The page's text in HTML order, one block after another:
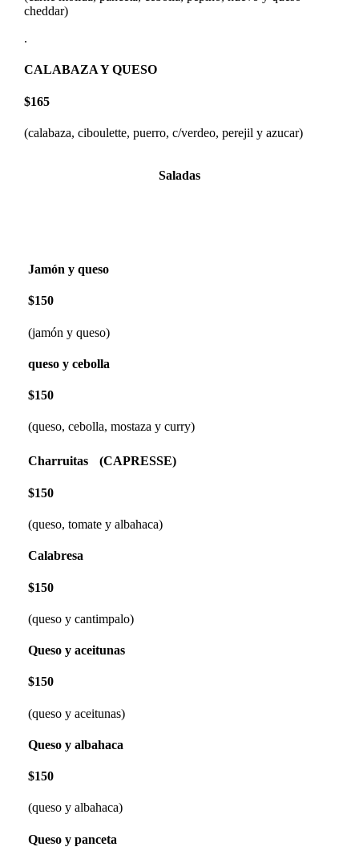
cheddar)
.
CALABAZA Y QUESO
$165
(calabaza, ciboulette, puerro, c/verdeo, perejil y azucar)
Saladas
Jamón y queso
$150
(jamón y queso)
queso y cebolla
$150
(queso, cebolla, mostaza y curry)
Charruitas (CAPRESSE)
$150
(queso, tomate y albahaca)
Calabresa
$150
(queso y cantimpalo)
Queso y aceitunas
$150
(queso y aceitunas)
Queso y albahaca
$150
(queso y albahaca)
Queso y panceta